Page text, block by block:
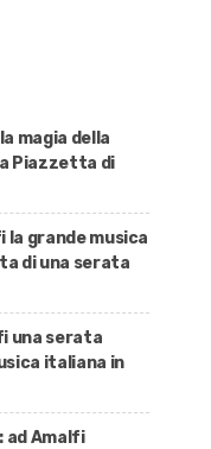
magia della
Piazzetta di
la grande musica
di una serata
una serata
italiana in
ad Amalfi